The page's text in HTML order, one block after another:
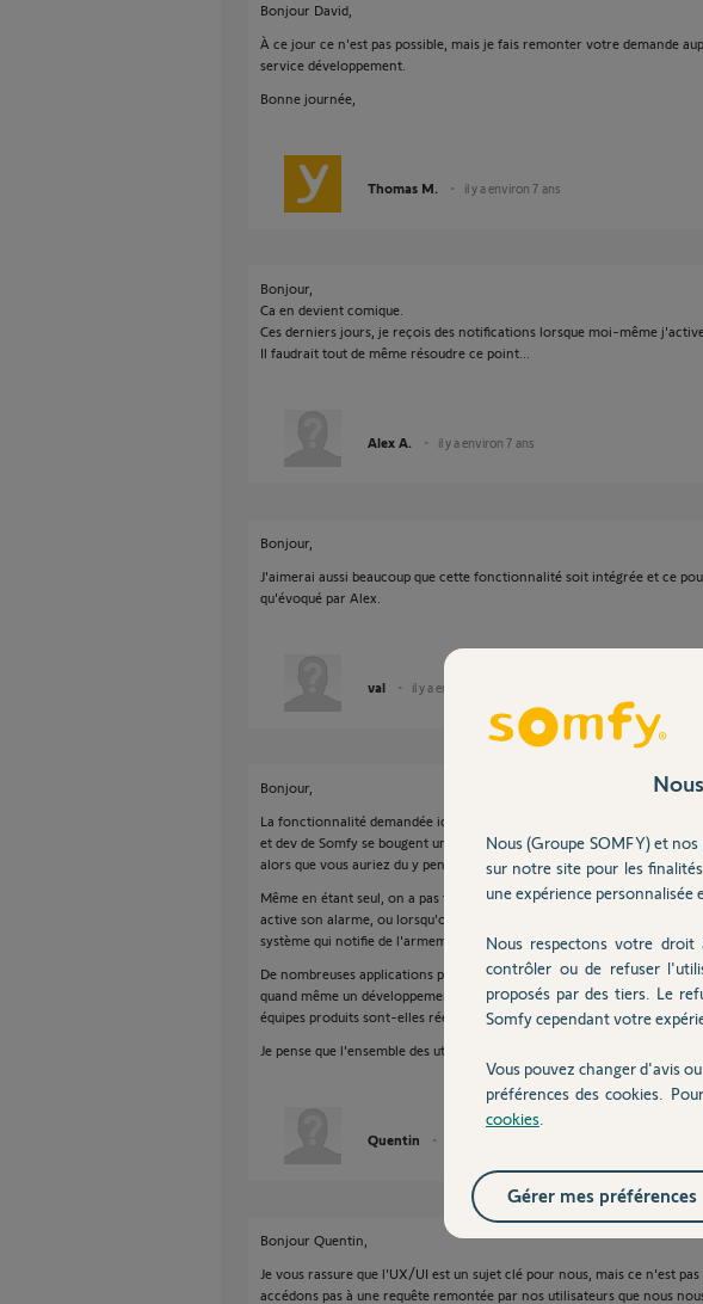
Bonjour David,
À ce jour ce n'est pas possible, mais je fais remonter votre demande
service développement.
Bonne journée,
Thomas M. il y a environ 7 ans
Bonjour,
Ca en devient comique.
Ces derniers jours, je reçois des notifications lorsque moi-même
Il faudrait tout de même résoudre ce point...
Alex A. il y a environ 7 ans
Bonjour,
J'aimerai aussi beaucoup que cette fonctionnalité soit intégrée et ce
qu'évoqué par Alex.
val il y a environ 7 ans
Bonjour,
La fonctionnalité demandée ici est nécessaire donc ça serait bien que
et dev de Somfy se bougent un peu... Je ne comprends même pas
alors que vous auriez du y penser dès la création de l'app.
Même en étant seul, on a pas forcement envie de recevoir une
active son alarme, ou lorsqu'on rentre chez nous (a part Somfy, je ne
système qui notifie de l'armement/désarmement en notification push...).
De nombreuses applications proposent de choisir les notifications que
quand même un développement qui vous est demandé depuis qlq
équipes produits sont-elles réellement intéressées par l'UX/UI ?) et qui
Je pense que l'ensemble des utilisateurs vous en serait reconnaissant.
Quentin
Bonjour Quentin,
Je vous rassure que l'UX/UI est un sujet clé pour nous, mais ce n'est
accédons pas à une requête remontée par nos utilisateurs que nous
Nous (Groupe SOMFY) et
sur notre site pour les
une expérience personnalisée
Nous respectons votre droit
contrôler ou de refuser
proposés par des tiers. Le
Somfy cependant votre
Vous pouvez changer d'avis
préférences des cookies.
cookies
Gérer mes préférences